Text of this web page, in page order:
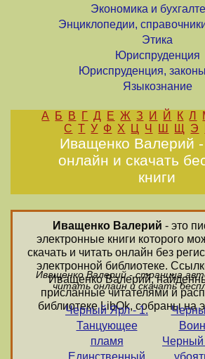
Экономика и
Энциклопедии,
Этика
Юриспруденция
Юриспруденция,
Языкознание
А Б В Г Д Е Ж З И Й К Л
С Т У Ф Х Ц Ч Ш Щ Э
Иващенко Валерий -
онлайн и скачать
книги
Иващенко Валерий - это
электронные книги которого
скачать и читать онлайн без
электронной библиотеке.
Иващенко Валерий,
присланные читателями и
библиотеке LibOk, собраны на
Иващенко Валерий - страница
читать онлайн и скачать
Черный Ярл - 1.
Танцующее
пламя
Единственный